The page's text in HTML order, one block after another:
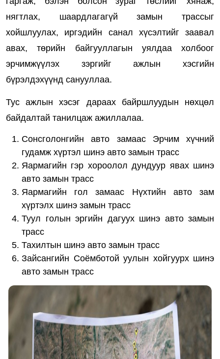
нягтлах, шаардлагагүй замын трассыг
хойшлуулах, иргэдийн санал хүсэлтийг заавал
авах, төрийн байгууллагын уялдаа холбоог
эрчимжүүлэх зэргийг ажлын хэсгийн
бүрэлдэхүүнд санууллаа.
Тус ажлын хэсэг дараах байршлуудын нөхцөл
байдалтай танилцаж ажиллалаа.
Сонсголонгийн авто замаас Эрчим хүчний
гудамж хүртэл шинэ авто замын трасс
Яармагийн гэр хороолол дундуур явах шинэ
авто замын трасс
Яармагийн гол замаас Нүхтийн авто зам
хүртэлх шинэ замын трасс
Туул голын эргийн дагуух шинэ авто замын
трасс
Тахилтын шинэ авто замын трасс
Зайсангийн Соёмботой уулын хойгуурх шинэ
авто замын трасс